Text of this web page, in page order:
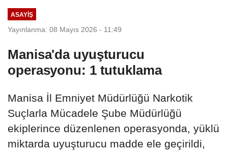
ASAYİŞ
Yayınlanma: 08 Mayıs 2026 - 11:49
Manisa'da uyuşturucu
operasyonu: 1 tutuklama
Manisa İl Emniyet Müdürlüğü Narkotik
Suçlarla Mücadele Şube Müdürlüğü
ekiplerince düzenlenen operasyonda, yüklü
miktarda uyuşturucu madde ele geçirildi,